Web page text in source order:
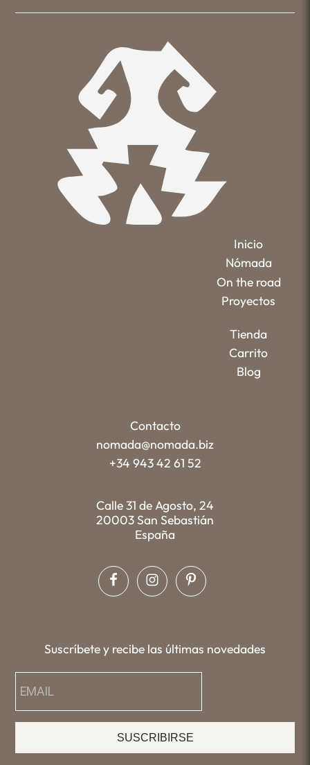
Inicio
Nómada
On the road
Proyectos
Tienda
Carrito
Blog
Contacto
nomada@nomada.biz
+34 943 42 61 52
Calle 31 de Agosto, 24
20003 San Sebastián
España
Suscríbete y recibe las últimas novedades
SUSCRIBIRSE